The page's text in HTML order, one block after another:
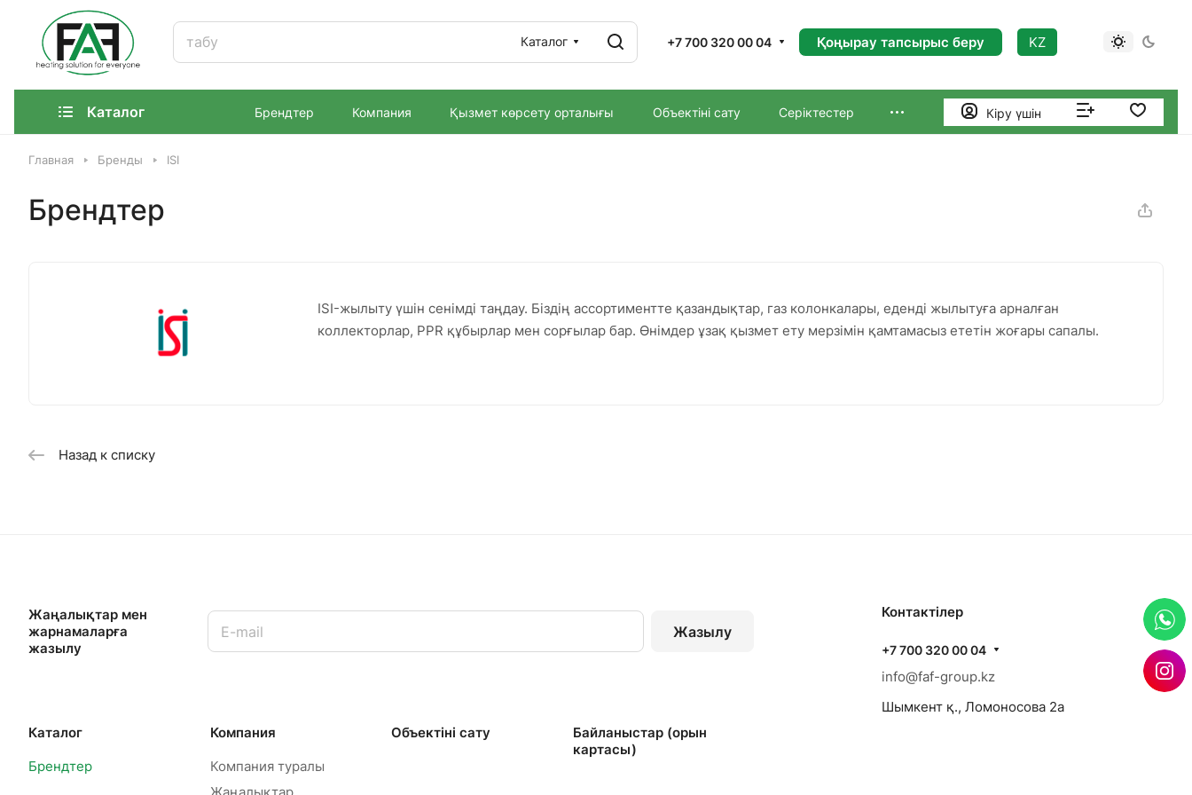
Каталог +7 700 320 00 04 Қоңырау тапсырыс беру KZ
Каталог Брендтер Компания Қызмет көрсету орталығы Объектіні сату Серіктестер Кіру үшін
Главная Бренды ISI
Брендтер
ISI-жылыту үшін сенімді таңдау. Біздің ассортиментте қазандықтар, газ колонкалары, еденді жылытуға арналған
коллекторлар, PPR құбырлар мен сорғылар бар. Өнімдер ұзақ қызмет ету мерзімін қамтамасыз ететін жоғары сапалы.
Назад к списку
Жаңалықтар мен
жарнамаларға
жазылу
Жазылу
Каталог
Брендтер
Компания
Компания туралы
Объектінi сату
Байланыстар (орын
картасы)
Контактілер
+7 700 320 00 04
info@faf-group.kz
Шымкент қ., Ломоносова 2а